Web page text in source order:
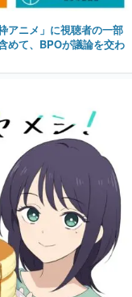
アニメ」に視聴者の一部
めて、BPOが議論を交わ